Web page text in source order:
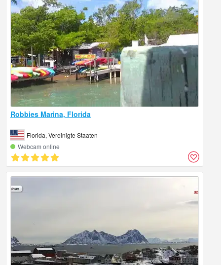
Robbies Marina, Florida
Florida, Vereinigte Staaten
Webcam online